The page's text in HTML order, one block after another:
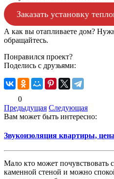
Заказать установку
А как вы отапливаете дом?
обращайтесь.
Понравился проект?
Поделись с друзьями:
0
Предыдущая Следующая
Вам может быть интересно:
Звукоизоляция квартиры,
Мало кто может почувствовать
каменной стеной и можно